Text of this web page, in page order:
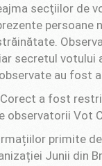
secţiilor de
secretul
au fost
a fost
observatorii Vot
primite
Junii din